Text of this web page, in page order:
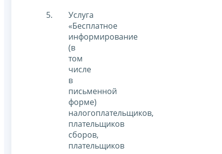
Услуга
«Бесплатное
информирование
(в
том
числе
в
письменной
форме)
налогоплательщиков,
плательщиков
сборов,
плательщиков